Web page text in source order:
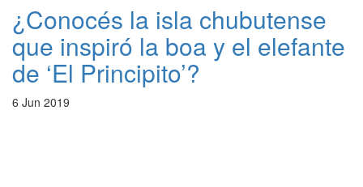
¿Conocés la isla chubutense
que inspiró la boa y el elefante
de ‘El Principito’?
6 Jun 2019